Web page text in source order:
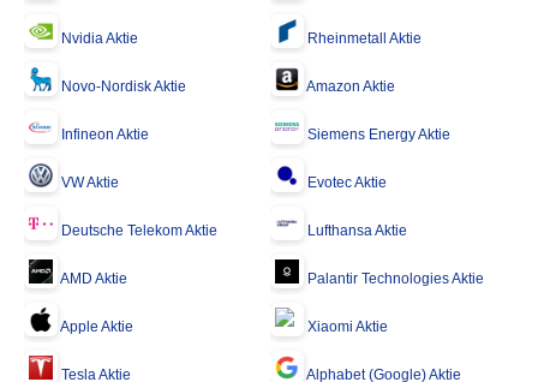
Nvidia Aktie Rheinmetall Aktie
Novo-Nordisk Aktie Amazon Aktie
Infineon Aktie Siemens Energy Aktie
VW Aktie Evotec Aktie
Deutsche Telekom Aktie Lufthansa Aktie
AMD Aktie Palantir Technologies Aktie
Apple Aktie Xiaomi Aktie
Tesla Aktie Alphabet (Google) Aktie